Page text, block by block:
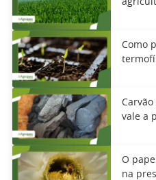
Como
vale a
O
na